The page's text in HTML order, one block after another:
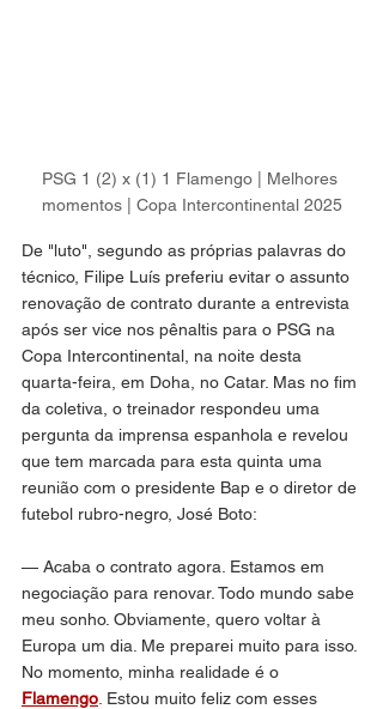
PSG 1 (2) x (1) 1 Flamengo | Melhores
momentos | Copa Intercontinental 2025
De "luto", segundo as próprias palavras do
técnico, Filipe Luís preferiu evitar o assunto
renovação de contrato durante a entrevista
após ser vice nos pênaltis para o PSG na
Copa Intercontinental, na noite desta
quarta-feira, em Doha, no Catar. Mas no fim
da coletiva, o treinador respondeu uma
pergunta da imprensa espanhola e revelou
que tem marcada para esta quinta uma
reunião com o presidente Bap e o diretor de
futebol rubro-negro, José Boto:
— Acaba o contrato agora. Estamos em
negociação para renovar. Todo mundo sabe
meu sonho. Obviamente, quero voltar à
Europa um dia. Me preparei muito para isso.
No momento, minha realidade é o
Flamengo . Estou muito feliz com esses